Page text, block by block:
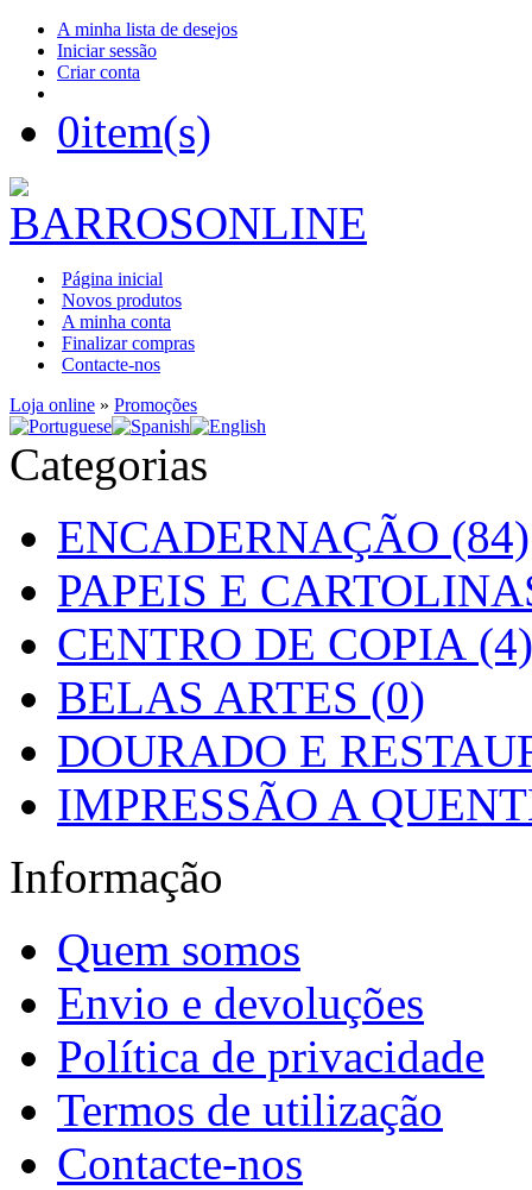
A minha lista de desejos
Iniciar sessão
Criar conta
0item(s)
Página inicial
Novos produtos
A minha conta
Finalizar compras
Contacte-nos
Loja online » Promoções
Categorias
ENCADERNAÇÃO (84)
PAPEIS E
CENTRO DE COPIA (4)
BELAS ARTES (0)
DOURADO E
IMPRESSÃO A
Informação
Quem somos
Envio e devoluções
Política de privacidade
Termos de utilização
Contacte-nos